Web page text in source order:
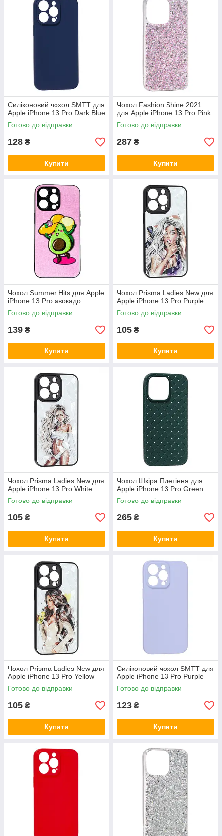
Силіконовий чохол SMTT для
Apple iPhone 13 Pro Dark Blue
Готово до відправки
128 ₴
Купити
Чохол Fashion Shine 2021
для Apple iPhone 13 Pro Pink
Готово до відправки
287 ₴
Купити
Чохол Summer Hits для Apple
iPhone 13 Pro авокадо
Готово до відправки
139 ₴
Купити
Чохол Prisma Ladies New для
Apple iPhone 13 Pro Purple
Готово до відправки
105 ₴
Купити
Чохол Prisma Ladies New для
Apple iPhone 13 Pro White
Готово до відправки
105 ₴
Купити
Чохол Шкіра Плетіння для
Apple iPhone 13 Pro Green
Готово до відправки
265 ₴
Купити
Чохол Prisma Ladies New для
Apple iPhone 13 Pro Yellow
Готово до відправки
105 ₴
Купити
Силіконовий чохол SMTT для
Apple iPhone 13 Pro Purple
Готово до відправки
123 ₴
Купити